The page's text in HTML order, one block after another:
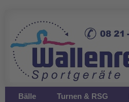
Bälle Turnen & RSG